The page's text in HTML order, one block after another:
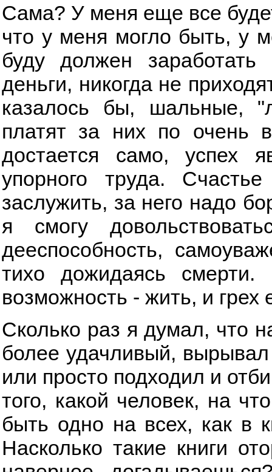
Сама? У меня еще все
что у меня могло быть, у
буду должен
деньги, никогда не
казалось бы, шальные,
платят за них по очень
достается само, успех
упорного труда.
заслужить, за него надо
я смогу
дееспособность,
тихо дожидаясь
возможность - жить, и грех
Сколько раз я думал, что
более удачливый,
или просто подходил и
того, какой человек, на
быть одно на всех, как в
Насколько такие книги